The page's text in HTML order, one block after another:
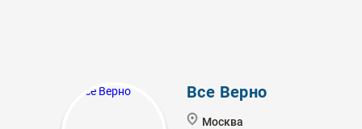
Все Верно
Москва